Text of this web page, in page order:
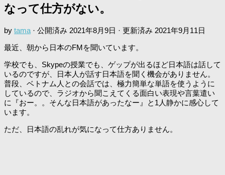
なって仕方がない。
by tama · 公開済み 2021年8月9日 · 更新済み 2021年9月11日
最近、朝から日本のFMを聞いています。
学校でも、Skypeの授業でも、ゲップが出るほど日本語は話して
いるのですが、日本人が話す日本語を聞く機会がありません。
普段、ベトナム人との会話では、極力簡単な単語を使うように
しているので、ラジオから聞こえてくる面白い表現や言葉遣い
に『おー。。そんな日本語があったなー』と1人静かに感心して
います。
ただ、日本語の乱れが気になって仕方ありません。